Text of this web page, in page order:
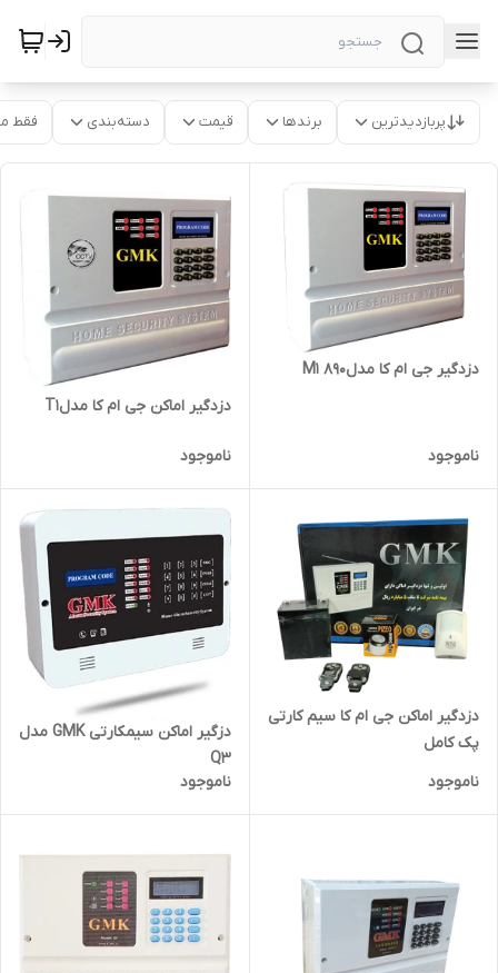
پربازدیدترین برندها قیمت دسته‌بندی فقط
دزدگیر جی ام کا مدلM1 890
ناموجود
دزدگیر اماکن جی ام کا مدلT1
ناموجود
دزدگیر اماکن جی ام کا سیم کارتی
پک کامل
ناموجود
دزگیر اماکن سیمکارتی GMK مدل
Q3
ناموجود